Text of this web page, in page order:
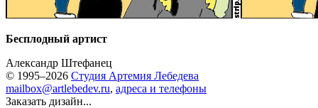
Бесплодный артист
Александр Штефанец
© 1995–2026 Студия Артемия Лебедева
mailbox@artlebedev.ru, адреса и телефоны
Заказать дизайн...